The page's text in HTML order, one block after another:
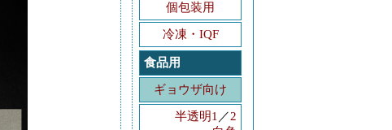
個包装用
冷凍・IQF
食品用
ギョウザ向け
半透明1 ／2